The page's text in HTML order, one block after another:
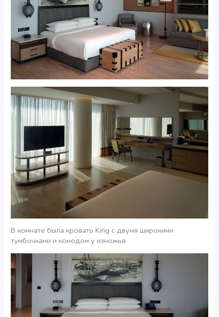
В комнате была кровать King с двумя широкими
тумбочками и комодом у изножья.